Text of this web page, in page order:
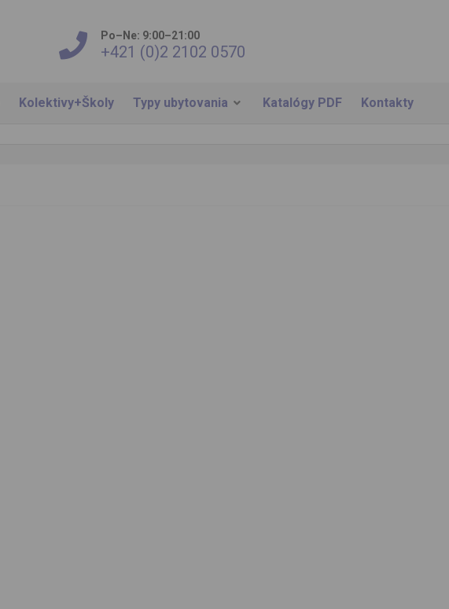
Po–Ne: 9:00–21:00
+421 (0)2 2102 0570
Kolektivy+Školy Typy ubytovania Katalógy PDF Kontakty